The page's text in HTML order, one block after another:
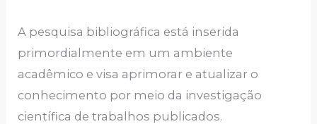
A pesquisa bibliográfica está inserida
primordialmente em um ambiente
acadêmico e visa aprimorar e atualizar o
conhecimento por meio da investigação
científica de trabalhos publicados.